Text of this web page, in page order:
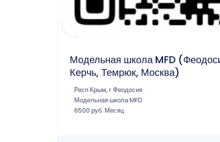
Модельная школа MFD
Керчь, Темрюк, Москва)
Респ Крым, г Феодосия
Модельная школа MFD
6500 руб. Месяц